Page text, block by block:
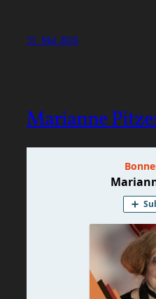
31. Mai 2026
Marianne